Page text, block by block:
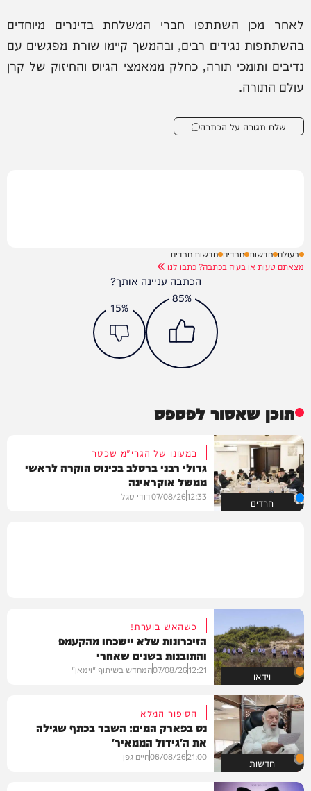
לאחר מכן השתתפו חברי המשלחת בדינרים מיוחדים
בהשתתפות נגידים רבים, ובהמשך קיימו שורת מפגשים עם
נדיבים ותומכי תורה, כחלק ממאמצי הגיוס והחיזוק של קרן
עולם התורה.
שלח תגובה על הכתבה
בעולם חדשות חרדים חדשות חרדים
מצאתם טעות או בעיה בכתבה? כתבו לנו
הכתבה עניינה אותך?
85%
15%
תוכן שאסור לפספס
חרדים
במעונו של הגרי"מ שכטר
גדולי רבני ברסלב בכינוס הוקרה לראשי
ממשל אוקראינה
12:33
07/08/26דודי סגל
וידאו
כשהאש בוערת!
הזיכרונות שלא יישכחו מהקעמפ
והתובנות בשנים שאחרי
12:21
07/08/26המחדש בשיתוף "וימאן"
חדשות
הסיפור המלא
נס בפארק המים: השבר בכתף שגילה
את ה'גידול הממאיר'
21:00
06/08/26חיים גפן